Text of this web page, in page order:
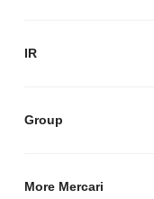
IR
Group
More Mercari